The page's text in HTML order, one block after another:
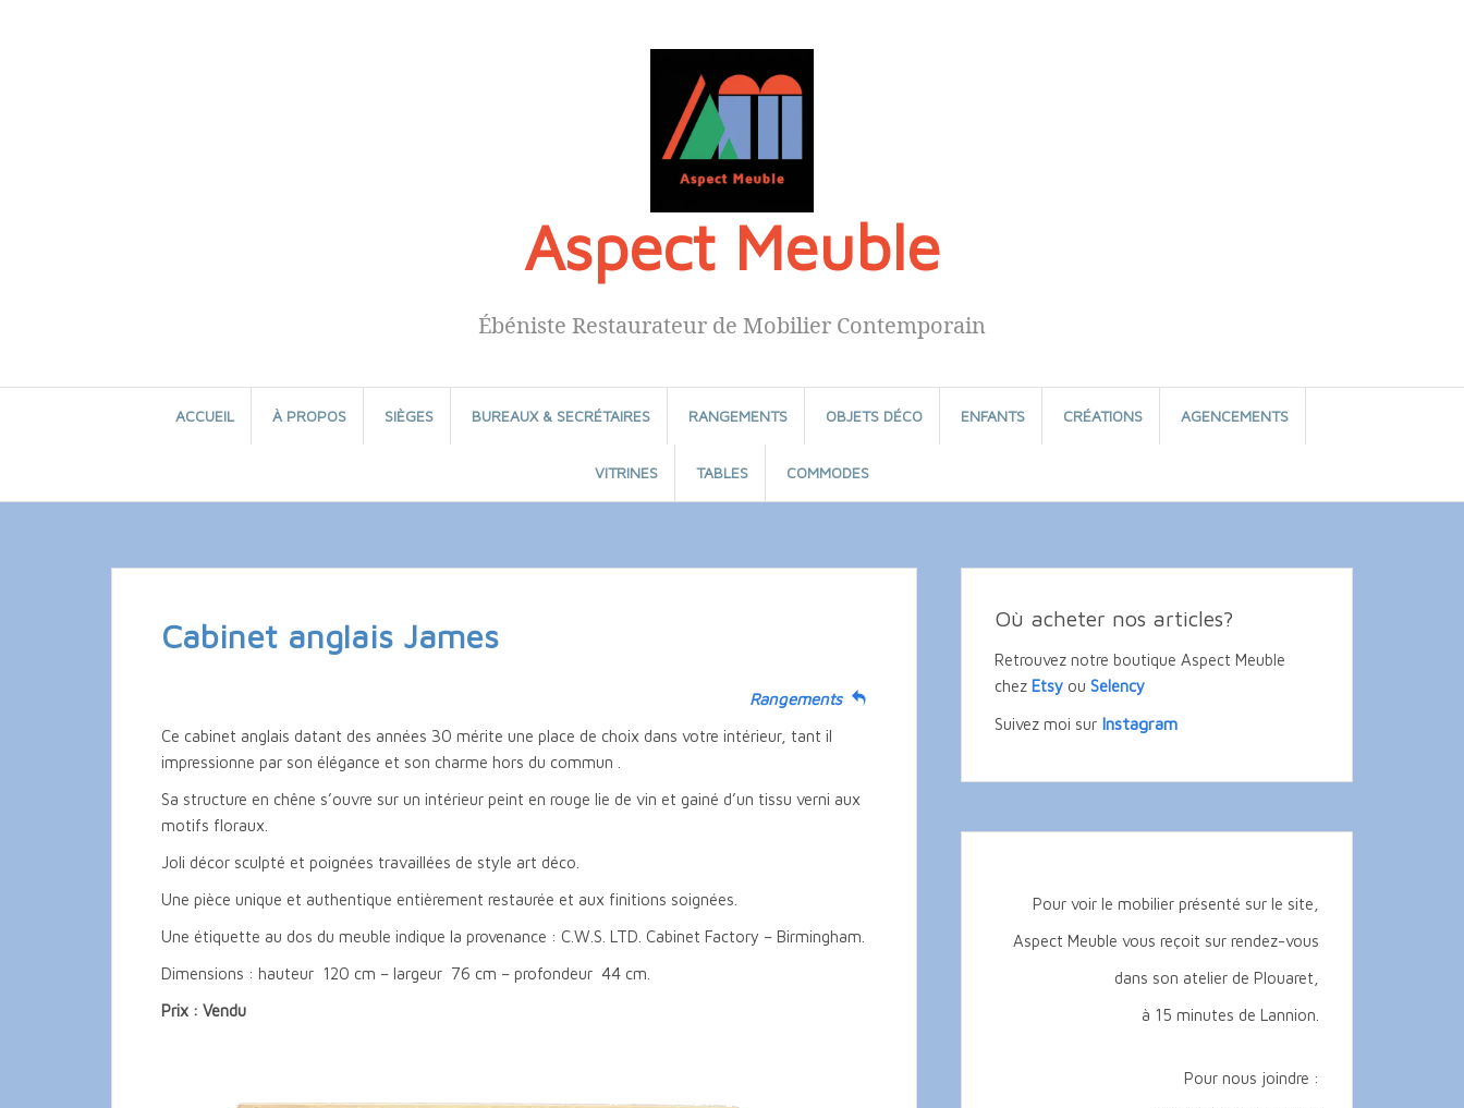
Aspect Meuble
Ébéniste Restaurateur de Mobilier Contemporain
ACCUEIL À PROPOS SIÈGES BUREAUX & SECRÉTAIRES RANGEMENTS OBJETS DÉCO ENFANTS CRÉATIONS AGENCEMENTS
VITRINES TABLES COMMODES
Cabinet anglais James
Rangements
Ce cabinet anglais datant des années 30 mérite une place de choix dans votre intérieur, tant il
impressionne par son élégance et son charme hors du commun .
Sa structure en chêne s’ouvre sur un intérieur peint en rouge lie de vin et gainé d’un tissu verni aux
motifs floraux.
Joli décor sculpté et poignées travaillées de style art déco.
Une pièce unique et authentique entièrement restaurée et aux finitions soignées.
Une étiquette au dos du meuble indique la provenance : C.W.S. LTD. Cabinet Factory – Birmingham.
Dimensions : hauteur 120 cm – largeur 76 cm – profondeur 44 cm.
Prix : Vendu
Où acheter nos articles?
Retrouvez notre boutique Aspect Meuble
chez Etsy ou Selency
Suivez moi sur Instagram
Pour voir le mobilier présenté sur le site,
Aspect Meuble vous reçoit sur rendez-vous
dans son atelier de Plouaret,
à 15 minutes de Lannion.
Pour nous joindre :